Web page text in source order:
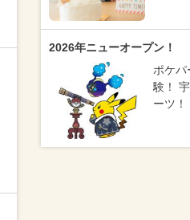
2026年ニューオープン！
ポケパ
験！
ーツ！